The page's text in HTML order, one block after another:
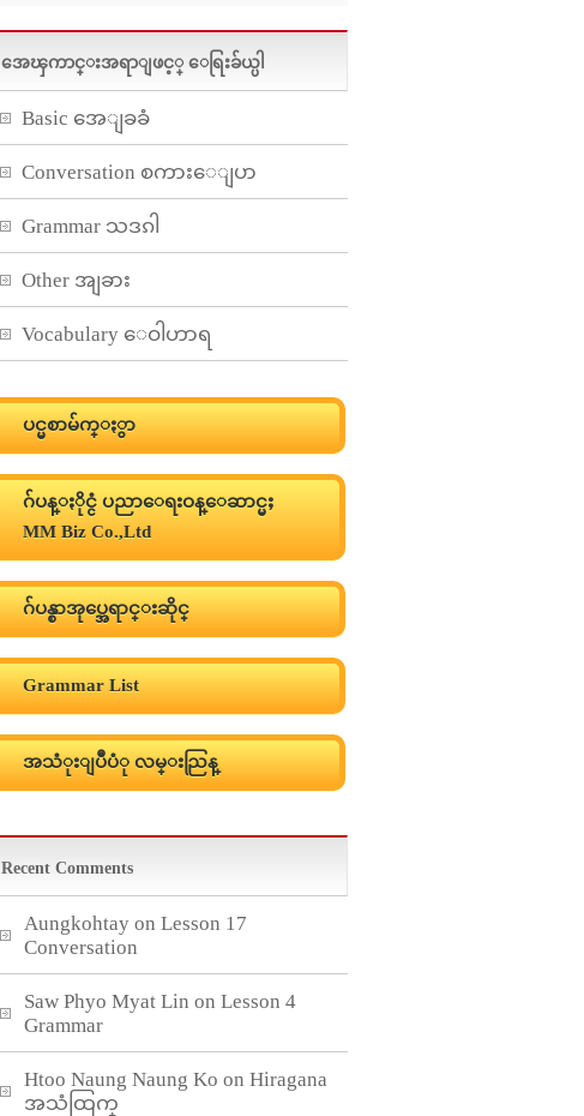
အေၾကာင္းအရာျဖင့္ ေရြးခ်ယ္ပါ
Basic အေျခခံ
Conversation စကားေျပာ
Grammar သဒၵါ
Other အျခား
Vocabulary ေဝါဟာရ
ပင္မစာမ်က္ႏွာ
ဂ်ပန္ႏိုင္ငံ ပညာေရးဝန္ေဆာင္မႈ
MM Biz Co.,Ltd
ဂ်ပန္စာအုပ္အေရာင္းဆိုင္
Grammar List
အသံုးျပဳပံု လမ္းညြန္
Recent Comments
Aungkohtay on Lesson 17
Conversation
Saw Phyo Myat Lin on Lesson 4
Grammar
Htoo Naung Naung Ko on Hiragana
အသံထြက္